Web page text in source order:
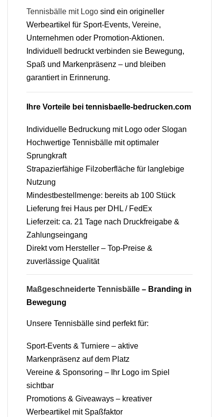
Tennisbälle mit Logo sind ein origineller
Werbeartikel für Sport-Events, Vereine,
Unternehmen oder Promotion-Aktionen.
Individuell bedruckt verbinden sie Bewegung,
Spaß und Markenpräsenz – und bleiben
garantiert in Erinnerung.
Ihre Vorteile bei tennisbaelle-bedrucken.com
Individuelle Bedruckung mit Logo oder Slogan
Hochwertige Tennisbälle mit optimaler
Sprungkraft
Strapazierfähige Filzoberfläche für langlebige
Nutzung
Mindestbestellmenge: bereits ab 100 Stück
Lieferung frei Haus per DHL / FedEx
Lieferzeit: ca. 21 Tage nach Druckfreigabe &
Zahlungseingang
Direkt vom Hersteller – Top-Preise &
zuverlässige Qualität
Maßgeschneiderte Tennisbälle – Branding in
Bewegung
Unsere Tennisbälle sind perfekt für:
Sport-Events & Turniere – aktive
Markenpräsenz auf dem Platz
Vereine & Sponsoring – Ihr Logo im Spiel
sichtbar
Promotions & Giveaways – kreativer
Werbeartikel mit Spaßfaktor